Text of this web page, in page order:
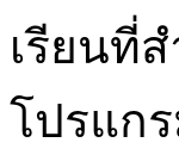
เรียนที่
โปรแก